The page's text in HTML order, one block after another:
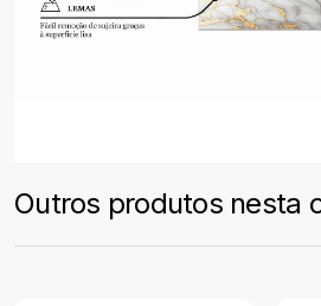
Outros produtos nesta